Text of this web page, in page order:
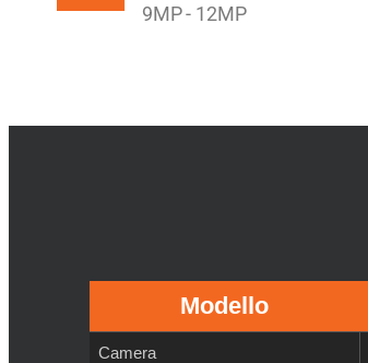
9MP - 12MP
Modello
Camera